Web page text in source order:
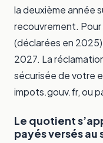
la deuxième année
recouvrement.
(déclarées en
2027. La
sécurisée de votre
impots.gouv.fr, ou
Le quotient
payés versés